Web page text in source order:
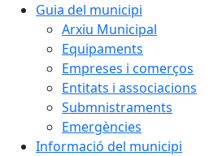
Guia del municipi
Arxiu Municipal
Equipaments
Empreses i comerços
Entitats i associacions
Submnistraments
Emergències
Informació del municipi